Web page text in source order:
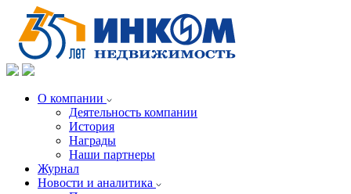
О компании
Деятельность компании
История
Награды
Наши партнеры
Журнал
Новости и аналитика